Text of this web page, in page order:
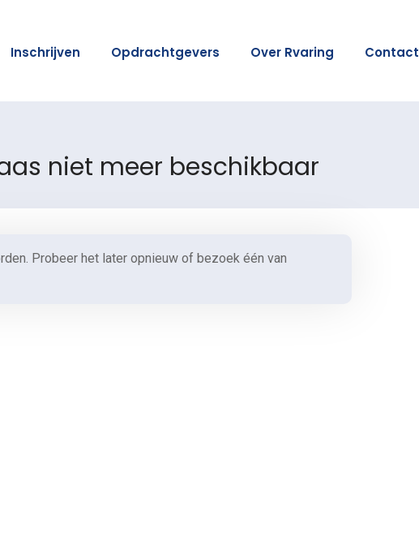
Inschrijven Opdrachtgevers Over Rvaring Contact
niet meer beschikbaar
Probeer het later opnieuw of bezoek één van